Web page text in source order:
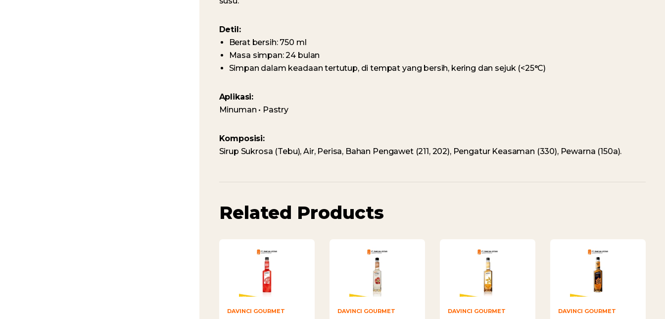
Detil:
Berat bersih: 750 ml
Masa simpan: 24 bulan
Simpan dalam keadaan tertutup, di tempat yang bersih, kering dan sejuk (<25°C)
Aplikasi:
Minuman • Pastry
Komposisi:
Sirup Sukrosa (Tebu), Air, Perisa, Bahan Pengawet (211, 202), Pengatur Keasaman (330), Pewarna (150a).
Related Products
DAVINCI GOURMET DAVINCI GOURMET DAVINCI GOURMET DAVINCI GOURMET